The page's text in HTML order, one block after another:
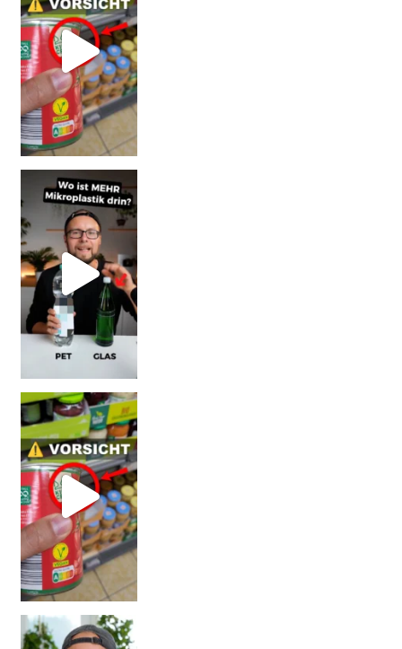
SCHOCK-STUDIE: Mehr Mikroplastik in Glasflaschen
Vorsicht! Eine Dell
Erb